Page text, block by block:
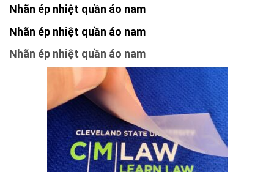
Nhãn ép nhiệt quần áo nam
Nhãn ép nhiệt quần áo nam
Nhãn ép nhiệt quần áo nam